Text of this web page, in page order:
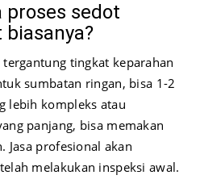
proses sedot
tingkat keparahan
sumbatan ringan, bisa 1-2
lebih kompleks atau
panjang, bisa memakan
Jasa profesional akan
melakukan inspeksi awal.